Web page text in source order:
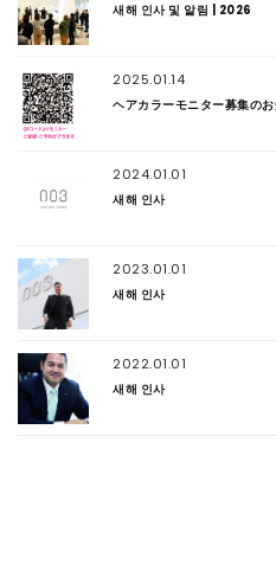
새해 인사 및 알림 | 2026
2025.01.14
ヘアカラーモニター募集の
2024.01.01
새해 인사
2023.01.01
새해 인사
2022.01.01
새해 인사